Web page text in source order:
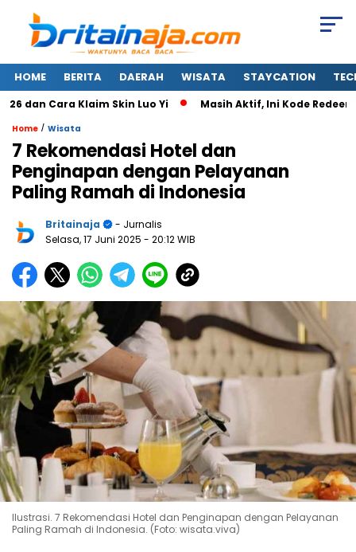
HOME BERITA DAERAH WISATA STAYCATION
Cara Klaim Skin Luo Yi Masih Aktif, Ini Kode Redeem FF 7
Home / Wisata
7 Rekomendasi Hotel dan
Penginapan dengan Pelayanan
Paling Ramah di Indonesia
Britainaja
- Jurnalis
Selasa, 17 Juni 2025 - 20:12 WIB
Ilustrasi. 7 Rekomendasi Hotel dan Penginapan dengan Pelayanan
Paling Ramah di Indonesia. (Foto: wisata.viva)